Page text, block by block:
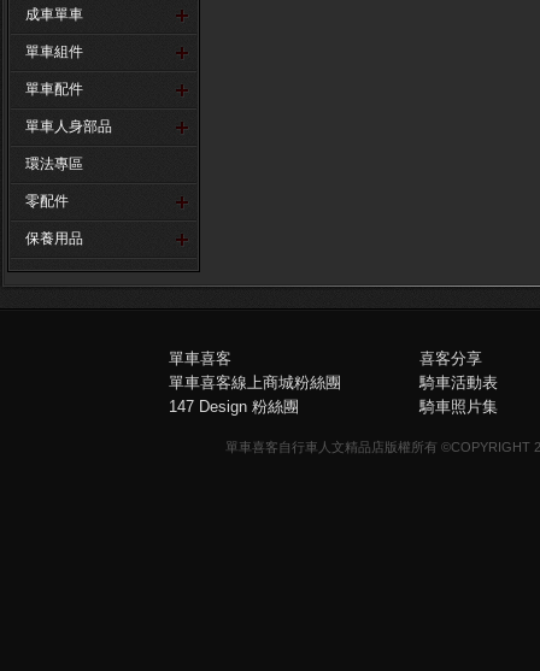
成車單車
單車組件
單車配件
單車人身部品
環法專區
零配件
保養用品
單車喜客
單車喜客線上商城粉絲團
147 Design 粉絲團
喜客分享
騎車活動表
騎車照片集
單車喜客自行車人文精品店版權所有